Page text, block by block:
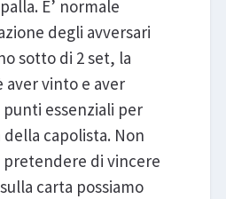
E’ normale
degli avversari
sotto di 2 set, la
aver vinto e aver
essenziali per
capolista. Non
pretendere di vincere
carta possiamo